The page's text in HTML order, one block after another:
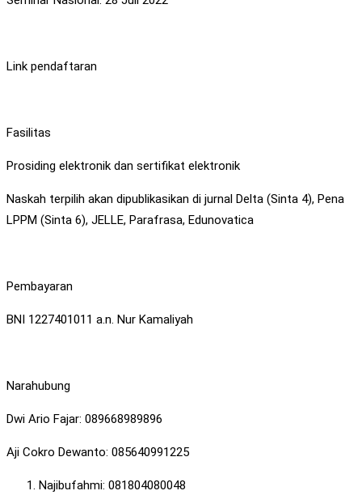
Link pendaftaran
Fasilitas
Prosiding elektronik dan sertifikat elektronik
Naskah terpilih akan dipublikasikan di jurnal Delta (Sinta 4), Pena
LPPM (Sinta 6), JELLE, Parafrasa, Edunovatica
Pembayaran
BNI 1227401011 a.n. Nur Kamaliyah
Narahubung
Dwi Ario Fajar: 089668989896
Aji Cokro Dewanto: 085640991225
Najibufahmi: 081804080048